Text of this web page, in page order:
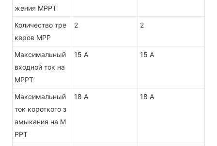
жения MPPT
Количество тре
керов MPP
2 2
Максимальный
входной ток на
MPPT
15 А 15 А
Максимальный
ток короткого з
амыкания на M
PPT
18 А 18 А